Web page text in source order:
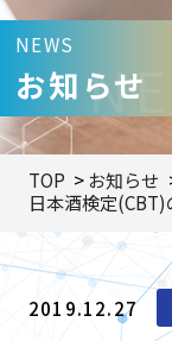
NEWS
お知らせ
TOP
お知らせ
日本酒検定(CBT)
2019.12.27